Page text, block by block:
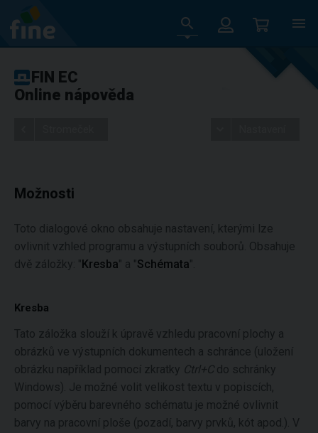
FIN EC
Online nápověda
Možnosti
Toto dialogové okno obsahuje nastavení, kterými lze
ovlivnit vzhled programu a výstupních souborů. Obsahuje
dvě záložky: "Kresba" a "Schémata".
Kresba
Tato záložka slouží k úpravě vzhledu pracovní plochy a
obrázků ve výstupních dokumentech a schránce (uložení
obrázku například pomocí zkratky Ctrl+Cdo schránky
Windows). Je možné volit velikost textu v popiscích,
pomocí výběru barevného schématu je možné ovlivnit
barvy na pracovní ploše (pozadí, barvy prvků, kót apod.). V